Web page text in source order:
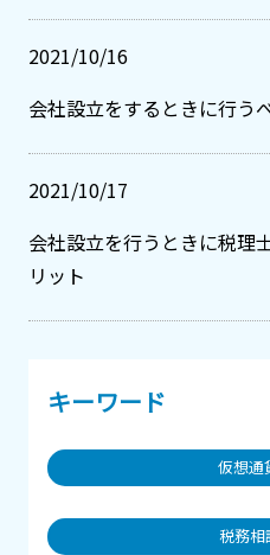
2021/10/16
会社設立をするときに行う
2021/10/17
会社設立を行うときに税理
リット
キーワード
仮想通
税務相